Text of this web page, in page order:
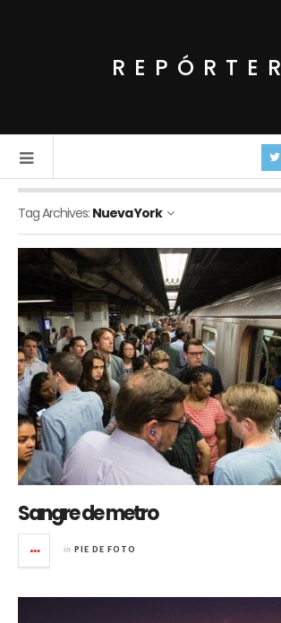
REPÓRTER
Tag Archives: Nueva York
Sangre de metro
in PIE DE FOTO